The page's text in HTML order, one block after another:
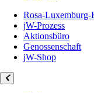
Rosa-Luxemburg-
jW-Prozess
Aktionsbüro
Genossenschaft
jW-Shop